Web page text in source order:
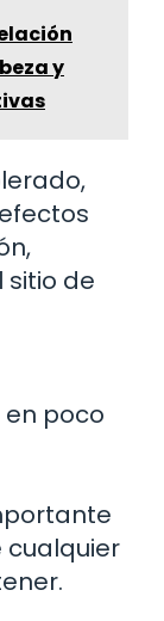
y
sitio de
poco
cualquier